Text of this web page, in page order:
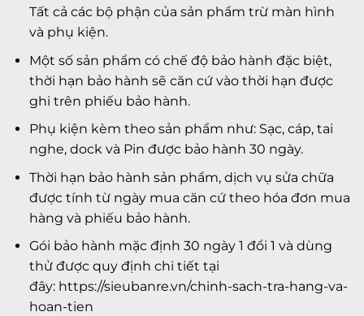
Tất cả các bộ phận của sản phẩm trừ màn hình
và phụ kiện.
Một số sản phẩm có chế độ bảo hành đặc biệt,
thời hạn bảo hành sẽ căn cứ vào thời hạn được
ghi trên phiếu bảo hành.
Phụ kiện kèm theo sản phẩm như: Sạc, cáp, tai
nghe, dock và Pin được bảo hành 30 ngày.
Thời hạn bảo hành sản phẩm, dịch vụ sửa chữa
được tính từ ngày mua căn cứ theo hóa đơn mua
hàng và phiếu bảo hành.
Gói bảo hành mặc định 30 ngày 1 đổi 1 và dùng
thử được quy định chi tiết tại
đây: https://sieubanre.vn/chinh-sach-tra-hang-va-
hoan-tien